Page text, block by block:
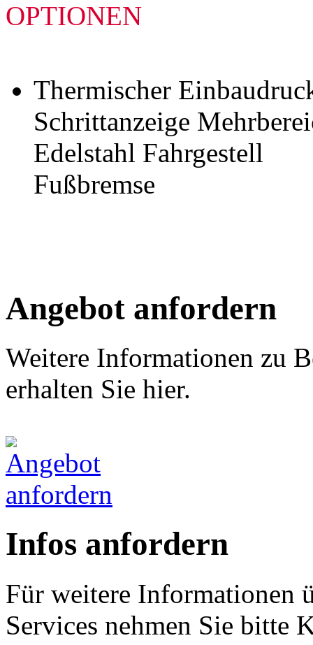
OPTIONEN
Thermischer
Schrittanzeige
Edelstahl Fahrgestell
Fußbremse
Angebot anfordern
Weitere Informationen zu
erhalten Sie hier.
Infos anfordern
Für weitere Informationen
Services nehmen Sie bitte